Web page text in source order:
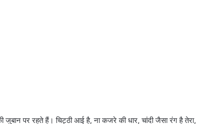
जुबान पर रहते हैं। चिट्ठी आई है, ना कजरे की धार, चांदी जैसा रंग है तेरा,